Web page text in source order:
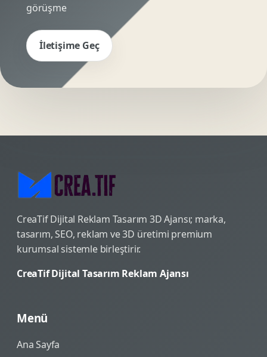
görüşme
İletişime Geç
CreaTif Dijital Reklam Tasarım 3D Ajansı; marka,
tasarım, SEO, reklam ve 3D üretimi premium
kurumsal sistemle birleştirir.
CreaTif Dijital Tasarım Reklam Ajansı
Menü
Ana Sayfa